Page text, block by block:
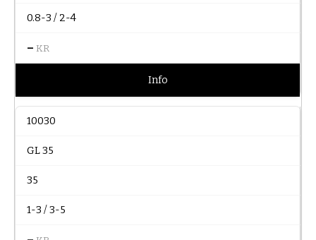
0.8-3 / 2-4
– KR
Info
10030
GL 35
35
1-3 / 3-5